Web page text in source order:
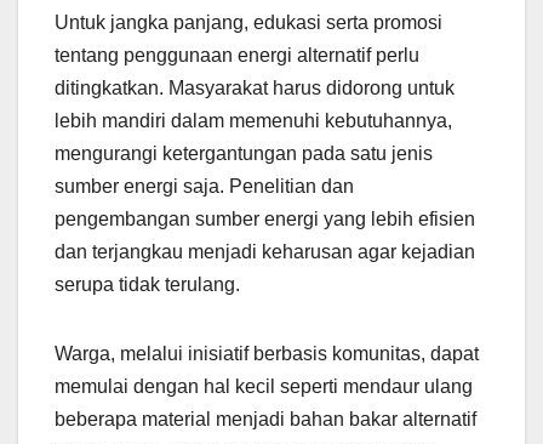
Untuk jangka panjang, edukasi serta promosi
tentang penggunaan energi alternatif perlu
ditingkatkan. Masyarakat harus didorong untuk
lebih mandiri dalam memenuhi kebutuhannya,
mengurangi ketergantungan pada satu jenis
sumber energi saja. Penelitian dan
pengembangan sumber energi yang lebih efisien
dan terjangkau menjadi keharusan agar kejadian
serupa tidak terulang.
Warga, melalui inisiatif berbasis komunitas, dapat
memulai dengan hal kecil seperti mendaur ulang
beberapa material menjadi bahan bakar alternatif